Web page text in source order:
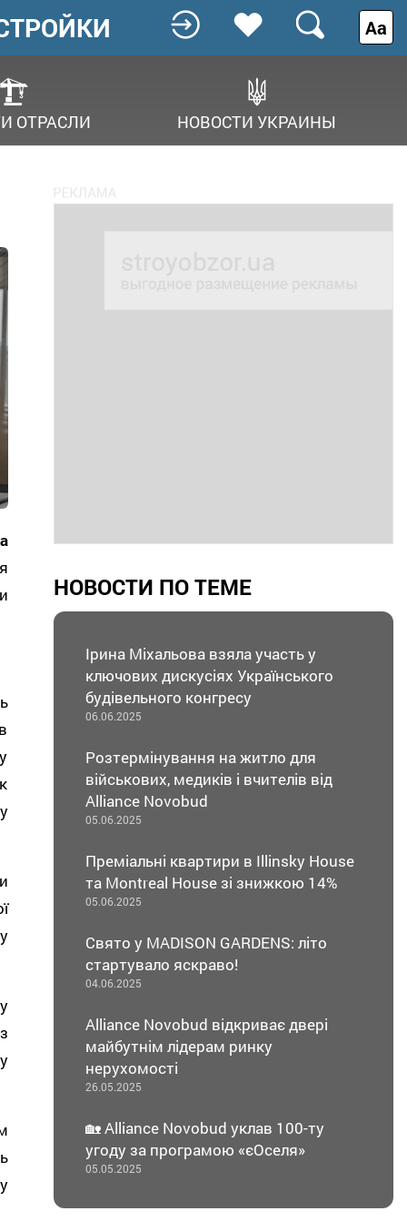
ОТРАСЛИ НОВОСТИ УКРАИНЫ
Аа
НОВОСТИ ПО ТЕМЕ
Ірина Міхальова взяла участь у
ключових дискусіях Українського
будівельного конгресу
06.06.2025
Розтермінування на житло для
військових, медиків і вчителів від
Alliance Novobud
05.06.2025
Преміальні квартири в Illinsky House
та Montreal House зі знижкою 14%
05.06.2025
Свято у MADISON GARDENS: літо
стартувало яскраво!
04.06.2025
Alliance Novobud відкриває двері
майбутнім лідерам ринку
нерухомості
26.05.2025
🏡 Alliance Novobud уклав 100-ту
угоду за програмою «єОселя»
05.05.2025